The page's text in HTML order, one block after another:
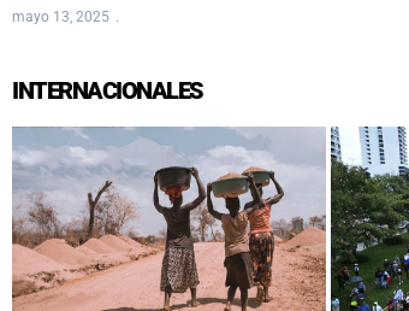
mayo 13, 2025
INTERNACIONALES